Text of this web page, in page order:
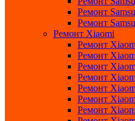
Ремонт
Ремонт
Ремонт Xiaomi
Ремонт
Ремонт
Ремонт
Ремонт
Ремонт
Ремонт
Ремонт